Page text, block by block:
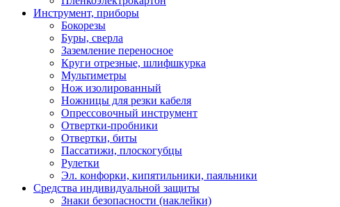
Инструмент, приборы
Бокорезы
Буры, сверла
Заземление переносное
Круги отрезные, шлифшкурка
Мультиметры
Нож изолированный
Ножницы для резки кабеля
Опрессовочный инструмент
Отвертки-пробники
Отвертки, биты
Пассатижи, плоскогубцы
Рулетки
Эл. конфорки, кипятильники, паяльники
Средства индивидуальной защиты
Знаки безопасности (наклейки)